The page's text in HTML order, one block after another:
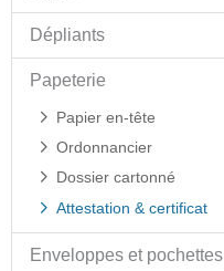
Dépliants
Papeterie
Papier en-tête
Ordonnancier
Dossier cartonné
Attestation & certificat
Enveloppes et pochettes